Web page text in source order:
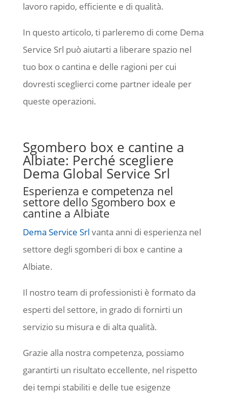
lavoro rapido, efficiente e di qualità.
In questo articolo, ti parleremo di come Dema
Service Srl può aiutarti a liberare spazio nel
tuo box o cantina e delle ragioni per cui
dovresti sceglierci come partner ideale per
queste operazioni.
Sgombero box e cantine a
Albiate: Perché scegliere
Dema Global Service Srl
Esperienza e competenza nel
settore dello Sgombero box e
cantine a Albiate
Dema Service Srl vanta anni di esperienza nel
settore degli sgomberi di box e cantine a
Albiate.
Il nostro team di professionisti è formato da
esperti del settore, in grado di fornirti un
servizio su misura e di alta qualità.
Grazie alla nostra competenza, possiamo
garantirti un risultato eccellente, nel rispetto
dei tempi stabiliti e delle tue esigenze